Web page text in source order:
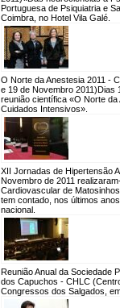
Portuguesa de Psiquiatria e
Coimbra, no Hotel Vila Galé.
O Norte da Anestesia 2011 -
e 19 de Novembro 2011)Dias
reunião científica «O Norte
Cuidados Intensivos».
XII Jornadas de Hipertensão
Novembro de 2011
Cardiovascular de
tem contado, nos últimos
nacional.
Reunião Anual da Sociedade
dos Capuchos - CHLC
Congressos dos Salgados,